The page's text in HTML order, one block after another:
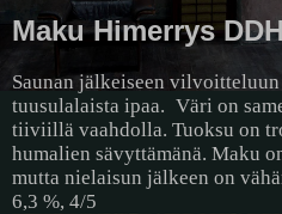
Maku Himerrys
Saunan jälkeiseen
tuusulalaista ipaa. Väri on
tiiviillä vaahdolla. Tuoksu on
humalien sävyttämänä. Maku
mutta nielaisun jälkeen on
6,3 %, 4/5